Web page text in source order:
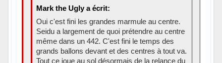
Mark the Ugly a écrit:
Oui c'est fini les grandes marmule au centre.
Seidu a largement de quoi prétendre au centre
même dans un 442. C'est fini le temps des
grands ballons devant et des centres à tout va.
Tout ce joue au sol désormais de la relance du